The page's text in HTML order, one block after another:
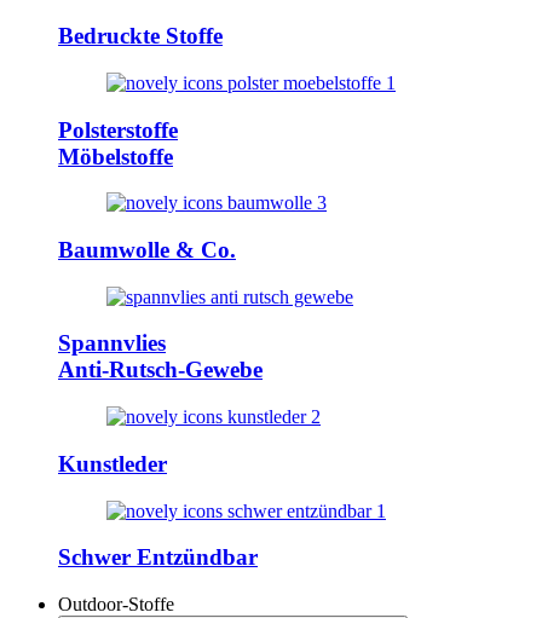
Bedruckte Stoffe
Polsterstoffe
Möbelstoffe
Baumwolle & Co.
Spannvlies
Anti-Rutsch-Gewebe
Kunstleder
Schwer Entzündbar
Outdoor-Stoffe